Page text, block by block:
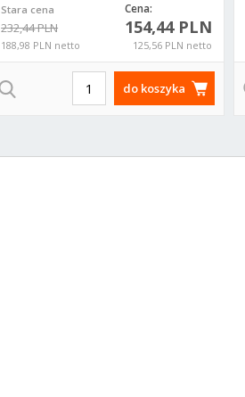
Stara cena
232,44 PLN
188,98 PLN netto
Cena:
154,44 PLN
125,56 PLN netto
do koszyka